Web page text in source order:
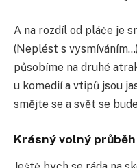
A na rozdíl od pláče je
(Neplést s
působíme na druhé
u komedií a vtipů jsou
smějte se a svět se
Krásný volný průběh